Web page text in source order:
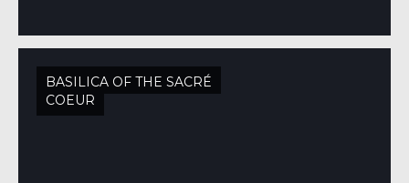
BASILICA OF THE SACRÉ
COEUR